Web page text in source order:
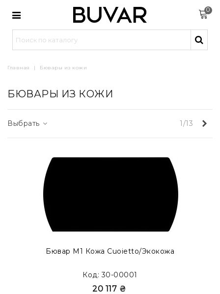
0
Главная | Бювары из кожи
БЮВАРЫ ИЗ КОЖИ
Выбрать 1/13
Бювар М1 Кожа Cuoietto/экокожа
Код: 30-00001
20 117 ₴